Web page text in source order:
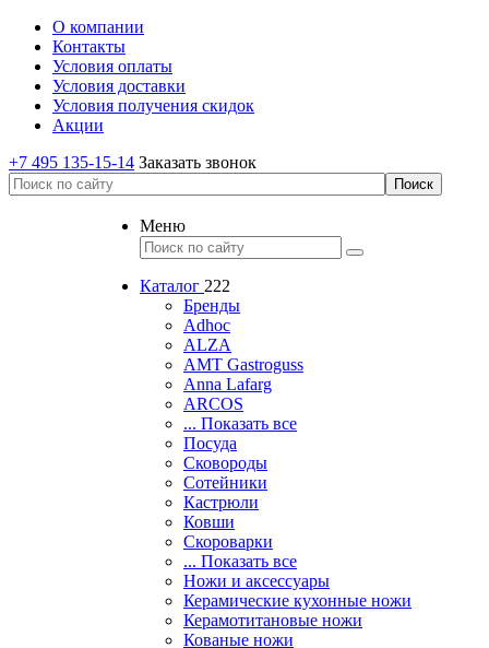
О компании
Контакты
Условия оплаты
Условия доставки
Условия получения скидок
Акции
+7 495 135-15-14 Заказать звонок
Меню
Каталог 222
Бренды
Adhoc
ALZA
AMT Gastroguss
Anna Lafarg
ARCOS
... Показать все
Посуда
Сковороды
Сотейники
Кастрюли
Ковши
Скороварки
... Показать все
Ножи и аксессуары
Керамические кухонные ножи
Керамотитановые ножи
Кованые ножи